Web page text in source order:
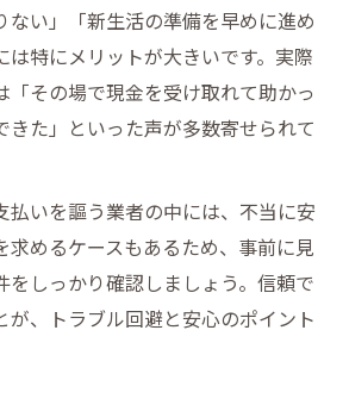
ない」「新生活の準備を早めに進め
は特にメリットが大きいです。実際
「その場で現金を受け取れて助かっ
きた」といった声が多数寄せられて
払いを謳う業者の中には、不当に安
求めるケースもあるため、事前に見
をしっかり確認しましょう。信頼で
が、トラブル回避と安心のポイント